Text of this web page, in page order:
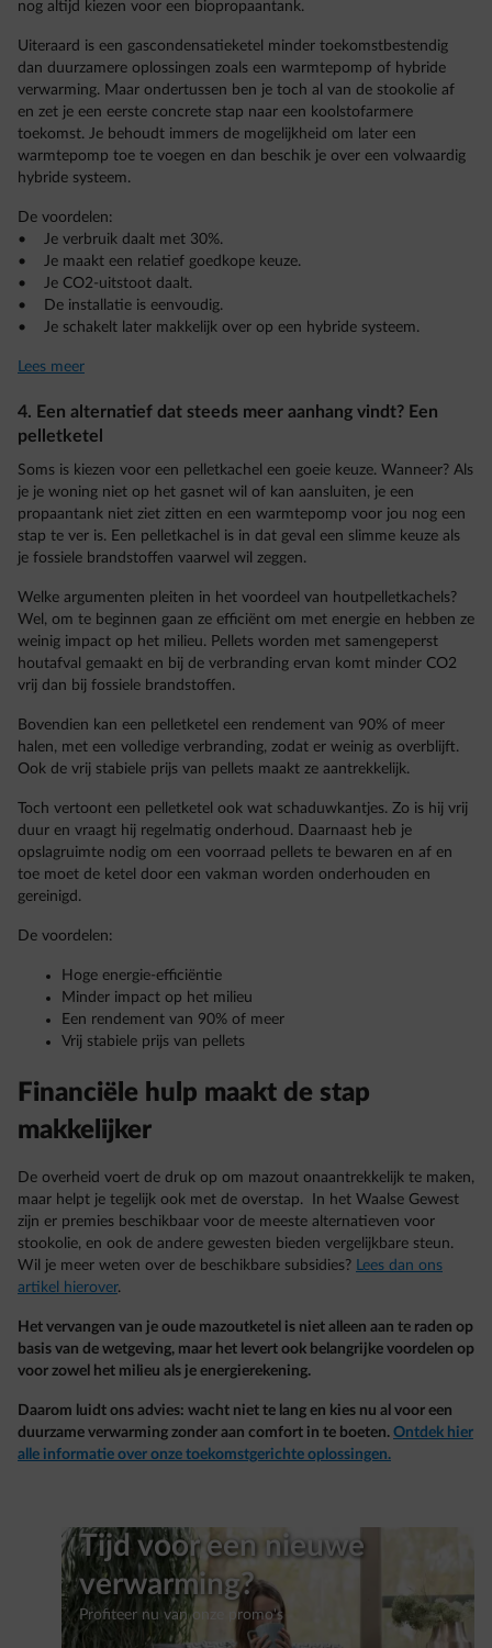
nog altijd kiezen voor een biopropaantank.
Uiteraard is een gascondensatieketel minder toekomstbestendig
dan duurzamere oplossingen zoals een warmtepomp of hybride
verwarming. Maar ondertussen ben je toch al van de stookolie af
en zet je een eerste concrete stap naar een koolstofarmere
toekomst. Je behoudt immers de mogelijkheid om later een
warmtepomp toe te voegen en dan beschik je over een volwaardig
hybride systeem.
De voordelen:
• Je verbruik daalt met 30%.
• Je maakt een relatief goedkope keuze.
• Je CO2-uitstoot daalt.
• De installatie is eenvoudig.
• Je schakelt later makkelijk over op een hybride systeem.
Lees meer
4. Een alternatief dat steeds meer aanhang vindt? Een
pelletketel
Soms is kiezen voor een pelletkachel een goeie keuze. Wanneer? Als
je je woning niet op het gasnet wil of kan aansluiten, je een
propaantank niet ziet zitten en een warmtepomp voor jou nog een
stap te ver is. Een pelletkachel is in dat geval een slimme keuze als
je fossiele brandstoffen vaarwel wil zeggen.
Welke argumenten pleiten in het voordeel van houtpelletkachels?
Wel, om te beginnen gaan ze efficiënt om met energie en hebben ze
weinig impact op het milieu. Pellets worden met samengeperst
houtafval gemaakt en bij de verbranding ervan komt minder CO2
vrij dan bij fossiele brandstoffen.
Bovendien kan een pelletketel een rendement van 90% of meer
halen, met een volledige verbranding, zodat er weinig as overblijft.
Ook de vrij stabiele prijs van pellets maakt ze aantrekkelijk.
Toch vertoont een pelletketel ook wat schaduwkantjes. Zo is hij vrij
duur en vraagt hij regelmatig onderhoud. Daarnaast heb je
opslagruimte nodig om een voorraad pellets te bewaren en af en
toe moet de ketel door een vakman worden onderhouden en
gereinigd.
De voordelen:
Hoge energie-efficiëntie
Minder impact op het milieu
Een rendement van 90% of meer
Vrij stabiele prijs van pellets
Financiële hulp maakt de stap
makkelijker
De overheid voert de druk op om mazout onaantrekkelijk te maken,
maar helpt je tegelijk ook met de overstap. In het Waalse Gewest
zijn er premies beschikbaar voor de meeste alternatieven voor
stookolie, en ook de andere gewesten bieden vergelijkbare steun.
Wil je meer weten over de beschikbare subsidies? Lees dan ons
artikel hierover.
Het vervangen van je oude mazoutketel is niet alleen aan te raden op
basis van de wetgeving, maar het levert ook belangrijke voordelen op
voor zowel het milieu als je energierekening.
Daarom luidt ons advies: wacht niet te lang en kies nu al voor een
duurzame verwarming zonder aan comfort in te boeten. Ontdek hier
alle informatie over onze toekomstgerichte oplossingen.
Tijd voor een nieuwe
verwarming?
Profiteer nu van onze promo's